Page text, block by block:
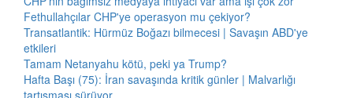
Fethullahçılar CHP'ye operasyon mu çekiyor?
Transatlantik: Hürmüz Boğazı bilmecesi | Savaşın ABD'ye
etkileri
Tamam Netanyahu kötü, peki ya Trump?
Hafta Başı (75): İran savaşında kritik günler | Malvarlığı
tartışması sürüyor